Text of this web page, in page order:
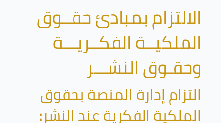
الالتزام بمبادئ حقــوق
الملكيــة الفكــريـــة
وحقـوق النشـــر
التزام إدارة المنصة بحقوق
الملكية الفكرية عند النشر: